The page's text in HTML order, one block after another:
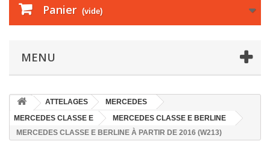
Panier (vide)
MENU
ATTELAGES
MERCEDES
MERCEDES CLASSE E
MERCEDES CLASSE E BERLINE
MERCEDES CLASSE E BERLINE À PARTIR DE 2016 (W213)